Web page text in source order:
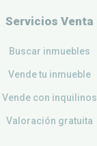
Servicios Venta
Buscar inmuebles
Vende tu inmueble
Vende con inquilinos
Valoración gratuita